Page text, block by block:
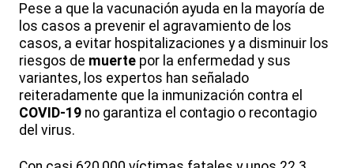
Pese a que la vacunación ayuda en la mayoría de
los casos a prevenir el agravamiento de los
casos, a evitar hospitalizaciones y a disminuir los
riesgos de muerte por la enfermedad y sus
variantes, los expertos han señalado
reiteradamente que la inmunización contra el
COVID-19 no garantiza el contagio o recontagio
del virus.